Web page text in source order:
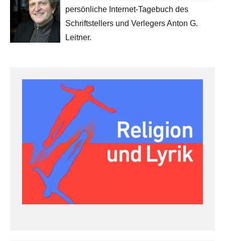
persönliche Internet-Tagebuch des
Schriftstellers und Verlegers Anton G.
Leitner.